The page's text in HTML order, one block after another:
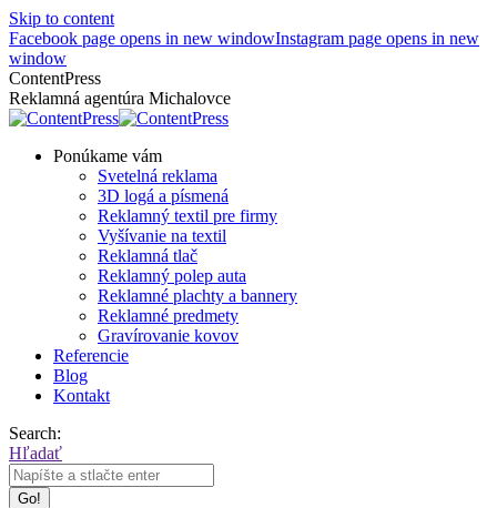
Skip to content
Facebook page opens in new windowInstagram page opens in new
window
ContentPress
Reklamná agentúra Michalovce
Ponúkame vám
Svetelná reklama
3D logá a písmená
Reklamný textil pre firmy
Vyšívanie na textil
Reklamná tlač
Reklamný polep auta
Reklamné plachty a bannery
Reklamné predmety
Gravírovanie kovov
Referencie
Blog
Kontakt
Search:
Hľadať